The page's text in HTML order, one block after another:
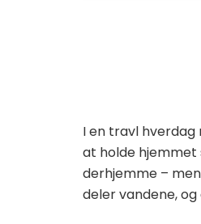
I en travl
at holde
derhjemme –
deler vandene,